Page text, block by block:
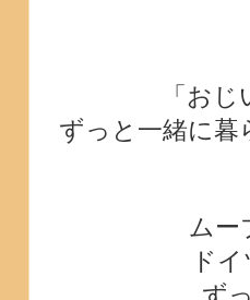
「お
ずっと一緒に
ムー
ド